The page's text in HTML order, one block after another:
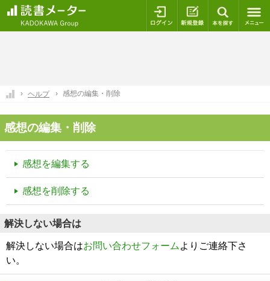
ログイン 新規登録
ヘルプ 感想の編集・削除
感想の編集・削除
感想を編集する
感想を削除する
解決しない場合は
解決しない場合はお問い合わせフォーム よりご連絡下さ
い。